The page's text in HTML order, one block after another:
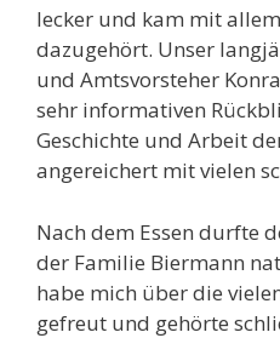
lecker und kam mit
dazugehört. Unser
und Amtsvorsteher
sehr informativen
Geschichte und Arbeit
angereichert mit vielen
Nach dem Essen durfte
der Familie Biermann
habe mich über die
gefreut und gehörte